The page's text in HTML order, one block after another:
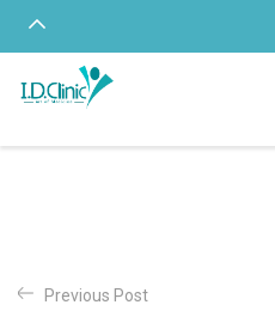
Previous Post